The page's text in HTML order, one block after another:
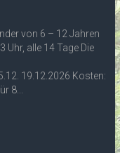
von 6 – 12 Jahren
alle 14 Tage Die
19.12.2026 Kosten:
8...